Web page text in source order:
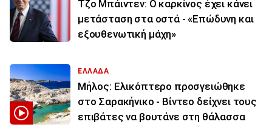
Τζο Μπάιντεν: Ο καρκίνος έχει κάνει
μετάσταση στα οστά - «Επώδυνη και
εξουθενωτική μάχη»
ΕΛΛΑΔΑ
Μήλος: Ελικόπτερο προσγειώθηκε
στο Σαρακήνικο - Βίντεο δείχνει τους
επιβάτες να βουτάνε στη θάλασσα